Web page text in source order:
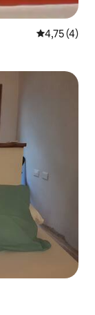
Évaluation
4,75 (4)